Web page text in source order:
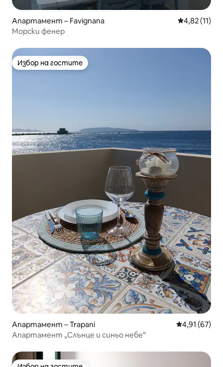
Апартамент – Favignana Средна
4,82 (11)
Морски фенер
Избор на гостите
Избор на гостите
Апартамент – Trapani Средна
4,91 (67)
Апартамент „Слънце и синьо небе“